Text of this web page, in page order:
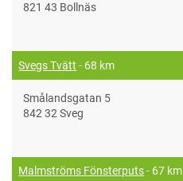
821 43 Bollnäs
Svegs Tvätt - 68 km
Smålandsgatan 5
842 32 Sveg
Malmströms Fönsterputs- 67 km